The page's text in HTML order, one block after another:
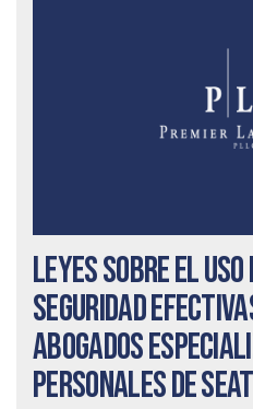
Leyes sobre el
seguridad
abogados
personales de